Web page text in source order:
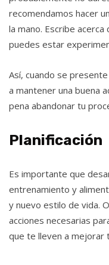
recomendamos hacer
la mano. Escribe
puedes estar
Así, cuando se
a mantener una buena
pena abandonar tu
Planificación
Es importante que
entrenamiento y
y nuevo estilo de vida.
acciones necesarias
que te lleven a mejorar